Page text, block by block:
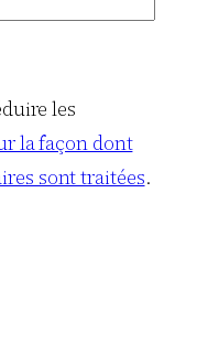
les
la façon dont
sont traitées.